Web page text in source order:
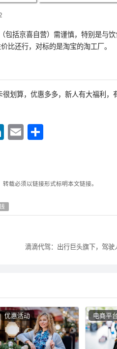
包括京喜自营）需谨慎，特别是与
比还行，对标的是淘宝的淘工厂。
划算，优惠多多，新人有大福利，
Link
Emai
载必须以链接形式标明本文链接。
滴滴代驾：出行巨头旗下，驾驶
优惠活动 电商平